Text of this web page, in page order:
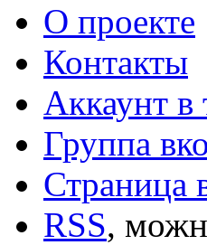
О проекте
Контакты
Аккаунт в
Группа
Страница
RSS,